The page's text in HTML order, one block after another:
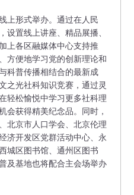
形式举办。通过在人民
设置线上讲座、精品展播、
上各区融媒体中心支持推
方便地学习党的创新理论和
科普传播相结合的最新成
之光社科知识竞赛，通过灵
轻松愉悦中学习更多社科理
会获得精美纪念品。同时，
北京市人口学会、北京伦理
济开发区党群活动中心、永
城区图书馆、通州区图书
及基地也将配合主会场举办